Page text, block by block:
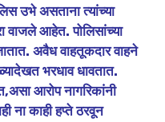
उभे असताना त्यांच्या
वाजले आहेत. पोलिसांच्या
अवैध वाहतूकदार वाहने
भरधाव धावतात.
आरोप नागरिकांनी
ना काही हप्ते ठरवून